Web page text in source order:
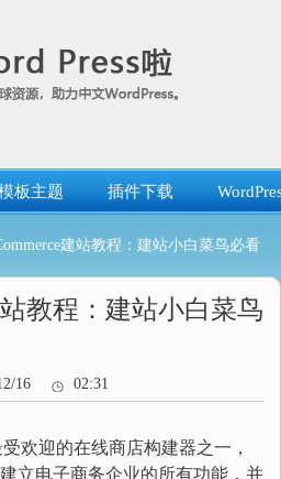
板主题 插件下载
建站教程：建站小白菜鸟必看
教程：建站小白菜鸟
16 02:31
欢迎的在线商店构建器之一，
立电子商务企业的所有功能，并